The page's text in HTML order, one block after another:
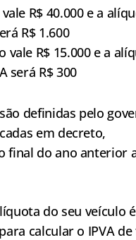
R$ 40.000 e a
R$ 1.600
vale R$ 15.000 e a
será R$ 300
definidas pelo
em decreto,
final do ano anterior
do seu veículo
calcular o IPVA